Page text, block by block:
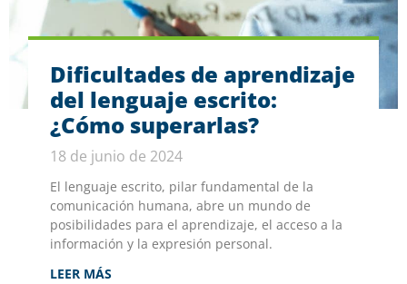
Dificultades de aprendizaje
del lenguaje escrito:
¿Cómo superarlas?
18 de junio de 2024
El lenguaje escrito, pilar fundamental de la
comunicación humana, abre un mundo de
posibilidades para el aprendizaje, el acceso a la
información y la expresión personal.
LEER MÁS